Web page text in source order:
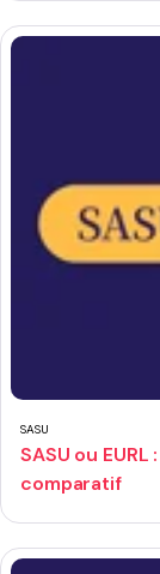
SASU
SASU ou
comparatif